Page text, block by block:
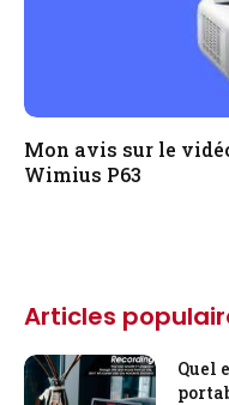
Mon avis sur le
Wimius P63
Articles
Quel